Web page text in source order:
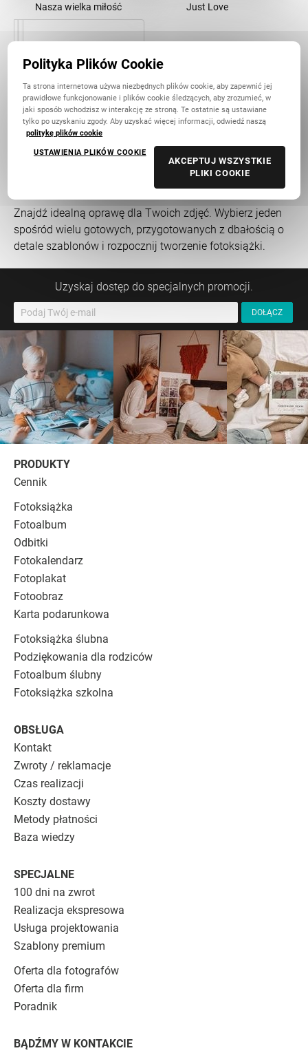
Nasza wielka miłość Just Love
Pusty projekt
Zmień
Znajdź idealną oprawę dla Twoich zdjęć. Wybierz jeden
spośród wielu gotowych, przygotowanych z dbałością o
detale szablonów i rozpocznij tworzenie fotoksiążki.
Uzyskaj dostęp do specjalnych promocji.
PRODUKTY
Cennik
Fotoksiążka
Fotoalbum
Odbitki
Fotokalendarz
Fotoplakat
Fotoobraz
Karta podarunkowa
Fotoksiążka ślubna
Podziękowania dla rodziców
Fotoalbum ślubny
Fotoksiążka szkolna
OBSŁUGA
Kontakt
Zwroty / reklamacje
Czas realizacji
Koszty dostawy
Metody płatności
Baza wiedzy
SPECJALNE
100 dni na zwrot
Realizacja ekspresowa
Usługa projektowania
Szablony premium
Oferta dla fotografów
Oferta dla firm
Poradnik
BĄDŹMY W KONTAKCIE
Polityka Plików Cookie
Ta strona internetowa używa niezbędnych plików cookie, aby zapewnić jej
prawidłowe funkcjonowanie i plików cookie śledzących, aby zrozumieć, w
jaki sposób wchodzisz w interakcję ze stroną. Te ostatnie są ustawiane
tylko po uzyskaniu zgody. Aby uzyskać więcej informacji, odwiedź naszą
politykę plików cookie
USTAWIENIA PLIKÓW COOKIE
AKCEPTUJ WSZYSTKIE
PLIKI COOKIE